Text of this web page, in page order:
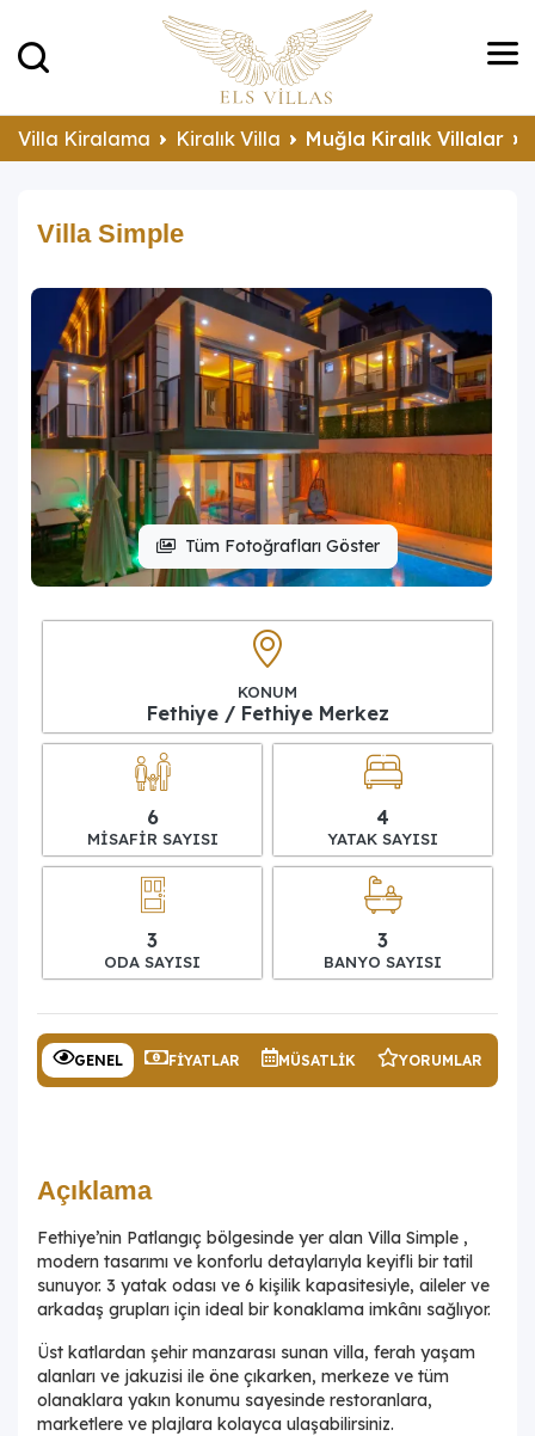
Villa Kiralama Kiralık Villa Muğla Kiralık Villalar
Villa Simple
Tüm Fotoğrafları Göster
KONUM
Fethiye / Fethiye Merkez
6
MISAFIR SAYISI
4
YATAK SAYISI
3
ODA SAYISI
3
BANYO SAYISI
GENEL FIYATLAR MÜSATLIK YORUMLAR
Açıklama
Fethiye’nin Patlangıç bölgesinde yer alan Villa Simple ,
modern tasarımı ve konforlu detaylarıyla keyifli bir tatil
sunuyor. 3 yatak odası ve 6 kişilik kapasitesiyle, aileler ve
arkadaş grupları için ideal bir konaklama imkânı sağlıyor.
Üst katlardan şehir manzarası sunan villa, ferah yaşam
alanları ve jakuzisi ile öne çıkarken, merkeze ve tüm
olanaklara yakın konumu sayesinde restoranlara,
marketlere ve plajlara kolayca ulaşabilirsiniz.